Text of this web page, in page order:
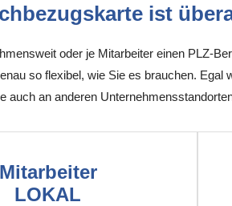
ist
oder je Mitarbeiter einen PLZ-
so flexibel, wie Sie es brauchen. Egal
auch an anderen
Mitarbeiter
LOKAL